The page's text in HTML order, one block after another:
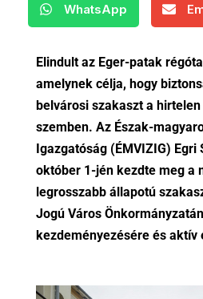
WhatsApp
Elindult az Eger-patak
amelynek célja, hogy
belvárosi szakaszt a
szemben. Az Észak-
Igazgatóság (ÉMVIZIG)
október 1-jén kezdte meg a
legrosszabb állapotú
Jogú Város
kezdeményezésére és